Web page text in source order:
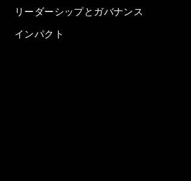
リーダーシップとガバナンス
インパクト